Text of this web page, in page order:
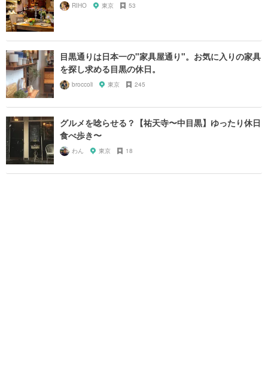
RIHO 東京 53
目黒通りは日本一の"家具屋通り"。お気に入りの家具
を探し求める目黒の休日。
broccoli 東京 245
グルメを唸らせる？【祐天寺〜中目黒】ゆったり休日
食べ歩き〜
わん 東京 18